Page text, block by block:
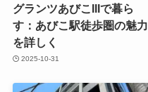
グランツあびこIIIで暮ら
す：あびこ駅徒歩圏の魅力
を詳しく
2025-10-31